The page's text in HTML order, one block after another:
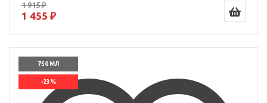
1 915 ₽
1 455 ₽
750 МЛ
-23%